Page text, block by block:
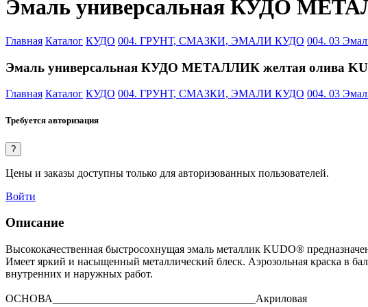
Эмаль универсальная КУДО
Главная Каталог КУДО 004. ГРУНТ, СМАЗКИ, ЭМАЛИ КУДО 004. 03
Эмаль универсальная КУДО МЕТАЛЛИК желтая олива
Главная Каталог КУДО 004. ГРУНТ, СМАЗКИ, ЭМАЛИ КУДО 004. 03
Требуется авторизация
?
Цены и заказы доступны только для авторизованных пользователей.
Войти
Описание
Высококачественная быстросохнущая эмаль металлик KUDO®
Имеет яркий и насыщенный металлический блеск. Аэрозольная краска в
внутренних и наружных работ.
ОСНОВА_____________________________________Акриловая